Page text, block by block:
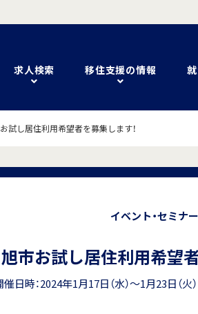
求人検索 移住支援の情報
試し居住利用希望者を募集します！
イベント・セミナー
旭市お試し居住利用希望
催日時：2024年1月17日（水）～1月23日